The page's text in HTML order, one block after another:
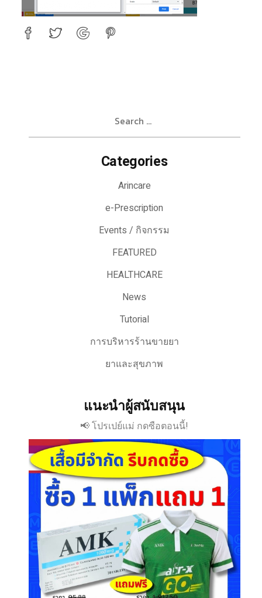
Categories
Arincare
e-Prescription
Events / กิจกรรม
FEATURED
HEALTHCARE
News
Tutorial
การบริหารร้านขายยา
ยาและสุขภาพ
แนะนำผู้สนับสนุน
📢 โปรเปย์แม่ กดซือตอนนี้!